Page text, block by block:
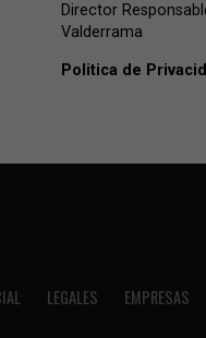
Director
Valderrama
Politica de
LEGALES EMPRESAS